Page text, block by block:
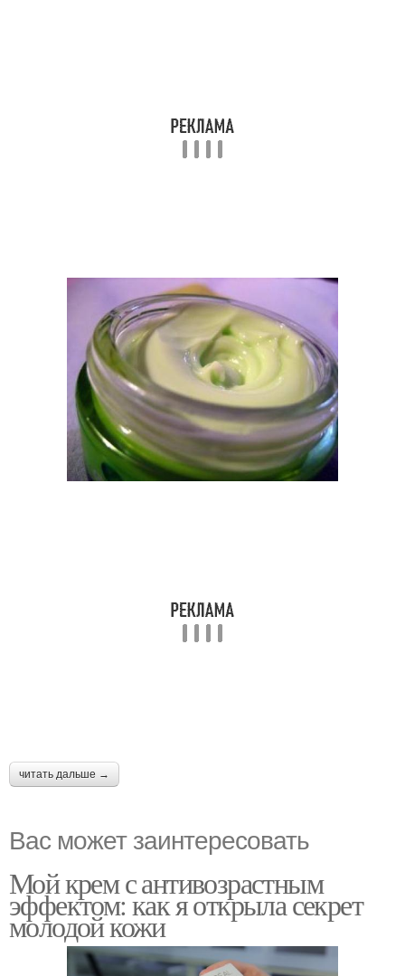
читать дальше →
Вас может заинтересовать
Мой крем с антивозрастным
эффектом: как я открыла секрет
молодой кожи